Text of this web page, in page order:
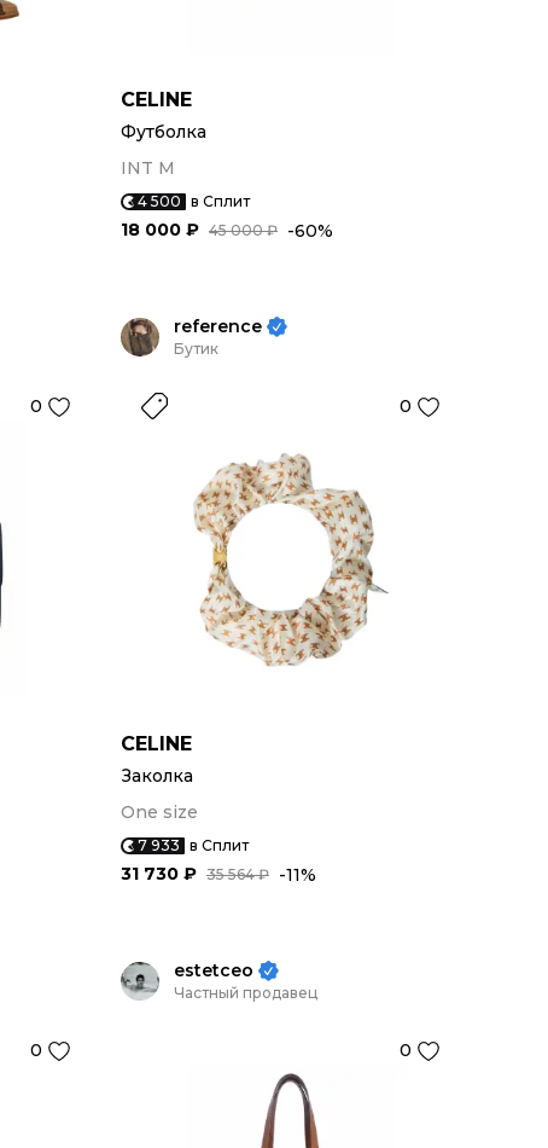
CELINE
Футболка
INT M
4 500 в Сплит
45 000 ₽
18 000 ₽ -60%
0
reference
Бутик
0
CELINE
Заколка
One size
7 933 в Сплит
35 564 ₽
31 730 ₽ -11%
0
estetceo
Частный продавец
0